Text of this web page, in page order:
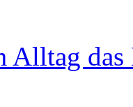
Alltag